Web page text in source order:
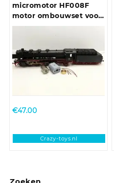
micromotor HF008F
motor ombouwset voor
Fleischmann BR 03, BR
BR 119
€47.00
Crazy-toys.nl